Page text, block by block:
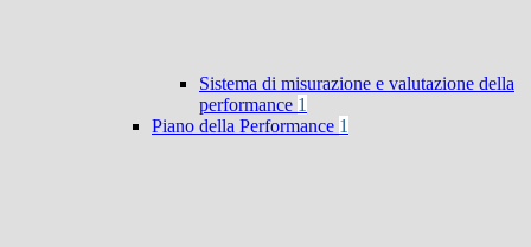
Sistema di misurazione e valutazione della
performance 1
Piano della Performance 1